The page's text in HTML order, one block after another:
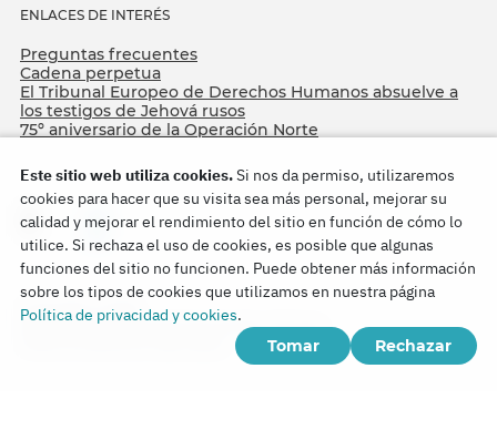
ENLACES DE INTERÉS
Preguntas frecuentes
Cadena perpetua
El Tribunal Europeo de Derechos Humanos absuelve a
los testigos de Jehová rusos
75º aniversario de la Operación Norte
Copyright © 2026
Watch Tower Bible and Tract Society of Korea.
Este sitio web utiliza cookies.Si nos da permiso, utilizaremos
cookies para hacer que su visita sea más personal, mejorar su
calidad y mejorar el rendimiento del sitio en función de cómo lo
utilice. Si rechaza el uso de cookies, es posible que algunas
funciones del sitio no funcionen. Puede obtener más información
sobre los tipos de cookies que utilizamos en nuestra página
Política de privacidad y cookies.
Tomar
Rechazar